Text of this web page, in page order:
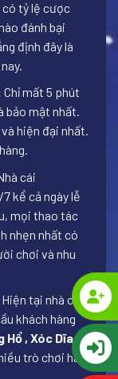
có tỷ lệ cược
đánh bại
định đây là
Chỉ mất 5 phút
bảo mật nhất.
hiện đại nhất.
cái
kể cả ngày lễ
mọi thao tác
nhẹn nhất có
chơi và nhu
Hiện tại nhà cái
khách hàng
, Xóc Dĩa ,
trò chơi hấp